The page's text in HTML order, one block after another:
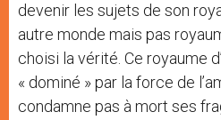
devenir les sujets de son
autre monde mais pas
choisi la vérité. Ce royaume
« dominé » par la force de
condamne pas à mort ses